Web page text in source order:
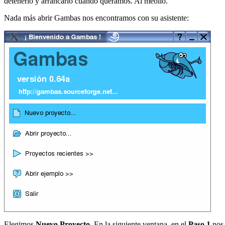
Nada más abrir Gambas nos encontramos con su asistente: